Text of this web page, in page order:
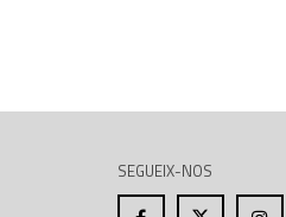
SEGUEIX-NOS